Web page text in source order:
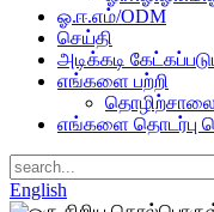
ஓ.ஈ.எம்/ODM
செய்தி
அடிக்கடி
எங்களை பற்றி
தொழிற்சாலை
எங்களை தொடர்பு
English